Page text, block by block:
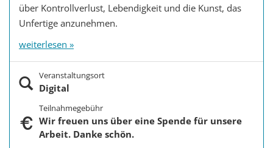
über Kontrollverlust, Lebendigkeit und die Kunst, das
Unfertige anzunehmen.
weiterlesen »
Veranstaltungsort
Digital
Teilnahmegebühr
Wir freuen uns über eine Spende für unsere
Arbeit. Danke schön.